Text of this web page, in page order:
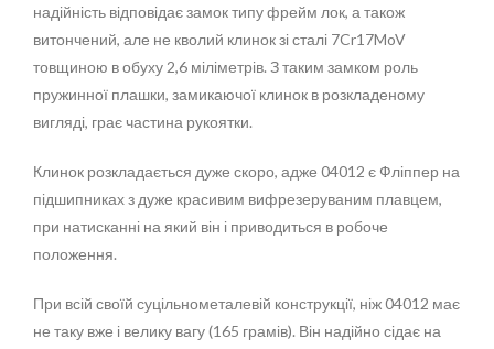
надійність відповідає замок типу фрейм лок, а також
витончений, але не кволий клинок зі сталі 7Cr17MoV
товщиною в обуху 2,6 міліметрів. З таким замком роль
пружинної плашки, замикаючої клинок в розкладеному
вигляді, грає частина рукоятки.
Клинок розкладається дуже скоро, адже 04012 є Фліппер на
підшипниках з дуже красивим вифрезеруваним плавцем,
при натисканні на який він і приводиться в робоче
положення.
При всій своїй суцільнометалевій конструкції, ніж 04012 має
не таку вже і велику вагу (165 грамів). Він надійно сідає на